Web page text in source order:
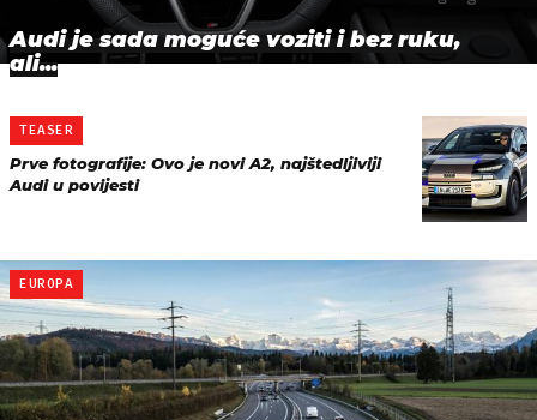
Audi je sada moguće voziti i bez ruku,
ali...
TEASER
Prve fotografije: Ovo je novi A2, najštedljiviji
Audi u povijesti
EUROPA